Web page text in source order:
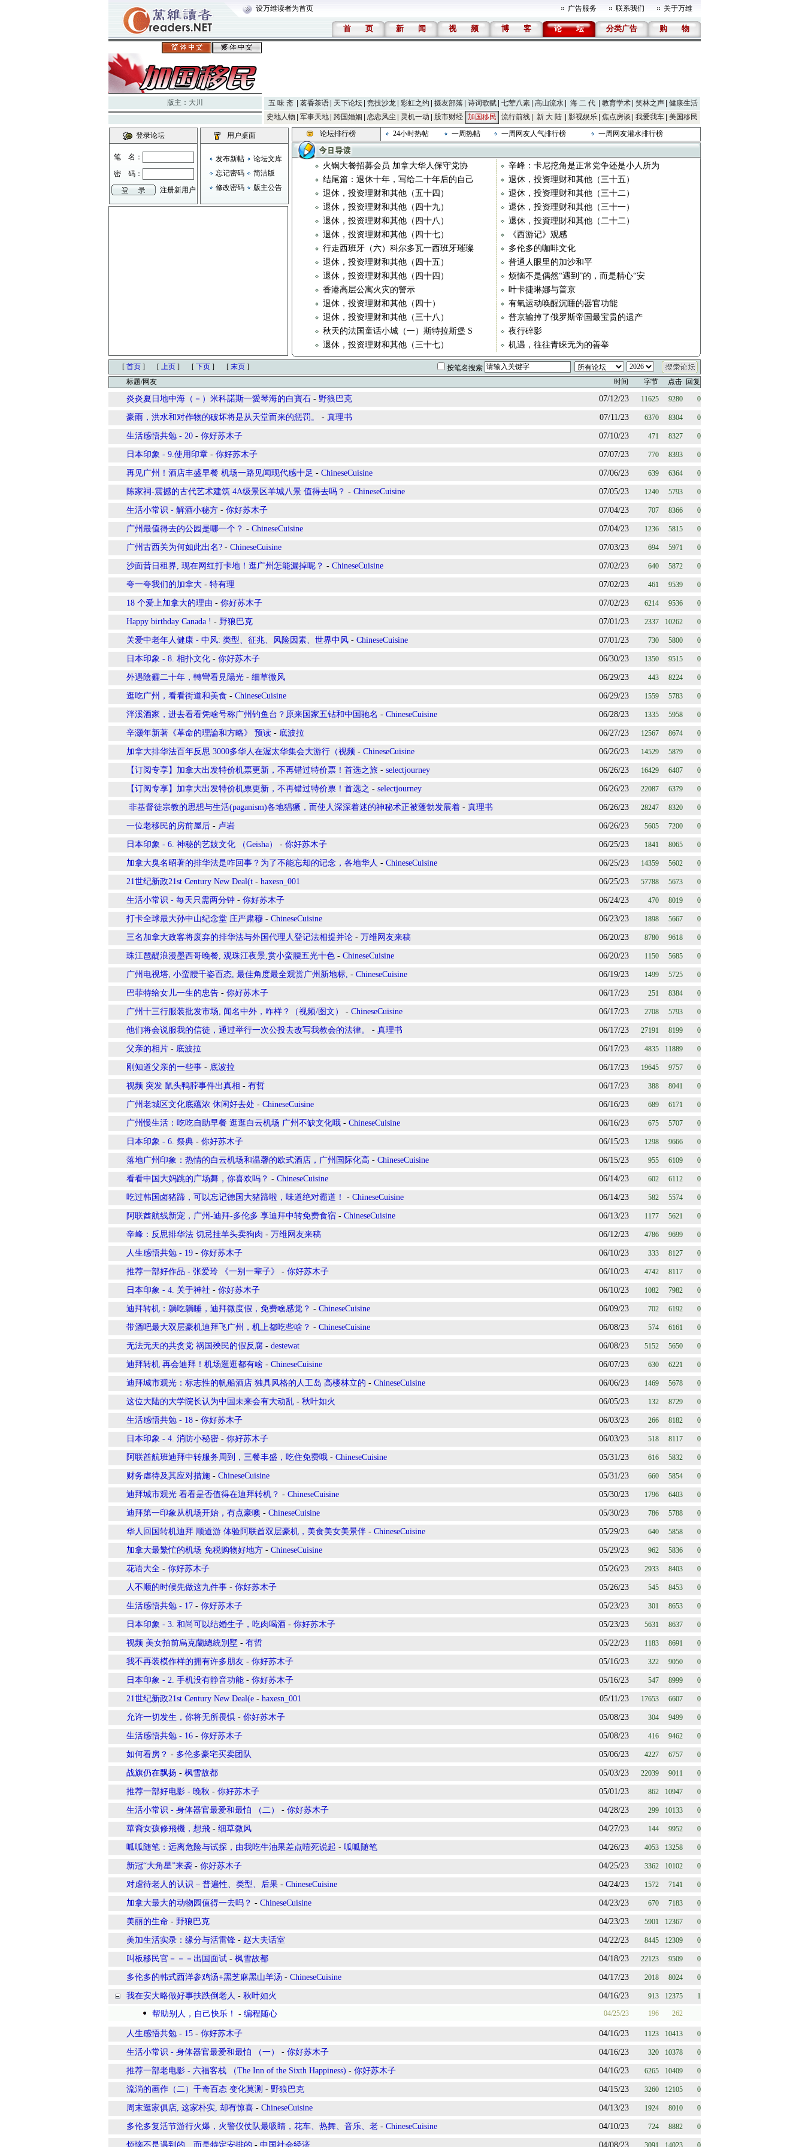
设万维读者为首页 广告服务 联系我们 关于万维
首 页 新 闻 视 频 博 客 论 坛 分类广告 购 物
版主： 大川 五 味 斋 茗香茶语 天下论坛 竞技沙龙 彩虹之约 摄友部落 诗词歌赋 七荤八素 高山流水 海 二 代 教育学术 笑林之声 健康生活
史地人物
军事天地 跨国婚姻 恋恋风尘 灵机一动 股市财经 加国移民 流行前线 新 大 陆 影视娱乐 焦点房谈 我爱我车 美国移民
登录论坛
笔 名：
密 码：
注册新用户
用户桌面
发布新帖
论坛文库
忘记密码
简洁版
修改密码
版主公告
论坛排行榜 24小时热帖 一周热帖 一周网友人气排行榜 一周网友灌水排行榜
火锅大餐招募会员 加拿大华人保守党协
辛峰：卡尼挖角是正常党争还是小人所为
结尾篇：退休十年，写给二十年后的自己
退休，投资理财和其他（三十五）
退休，投资理财和其他（五十四）
退休，投资理财和其他（三十二）
退休，投资理财和其他（四十九）
退休，投资理财和其他（三十一）
退休，投资理财和其他（四十八）
退休，投資理財和其他（二十二）
退休，投资理财和其他（四十七）
《西游记》观感
行走西班牙（六）科尔多瓦一西班牙璀璨
多伦多的咖啡文化
退休，投资理财和其他（四十五）
普通人眼里的加沙和平
退休，投资理财和其他（四十四）
烦恼不是偶然“遇到”的，而是精心“安
香港高层公寓火灾的警示
叶卡捷琳娜与普京
退休，投资理财和其他（四十）
有氧运动唤醒沉睡的器官功能
退休，投资理财和其他（三十八）
普京输掉了俄罗斯帝国最宝贵的遗产
秋天的法国童话小城（一）斯特拉斯堡 S
夜行碎影
退休，投资理财和其他（三十七）
机遇，往往青睐无为的善举
[ 首页 ] [ 上页 ] [ 下页 ] [ 末页 ]
按笔名搜索
标题/网友
时间 字节 点击 回复
炎炎夏日地中海（－）米科諾斯一愛琴海的白寶石 - 野狼巴克 07/12/23 11625 9280 0
豪雨，洪水和对作物的破坏将是从天堂而来的惩罚。 - 真理书 07/11/23 6370 8304 0
生活感悟共勉 - 20 - 你好苏木子 07/10/23 471 8327 0
日本印象 - 9.使用印章 - 你好苏木子 07/07/23 770 8393 0
再见广州！酒店丰盛早餐 机场一路见闻现代感十足 - ChineseCuisine 07/06/23 639 6364 0
陈家祠-震撼的古代艺术建筑 4A级景区羊城八景 值得去吗？ - ChineseCuisine 07/05/23 1240 5793 0
生活小常识 - 解酒小秘方 - 你好苏木子 07/04/23 707 8366 0
广州最值得去的公园是哪一个？ - ChineseCuisine 07/04/23 1236 5815 0
广州古西关为何如此出名? - ChineseCuisine 07/03/23 694 5971 0
沙面昔日租界, 现在网红打卡地！逛广州怎能漏掉呢？ - ChineseCuisine 07/02/23 640 5872 0
夸一夸我们的加拿大 - 特有理 07/02/23 461 9539 0
18 个爱上加拿大的理由 - 你好苏木子 07/02/23 6214 9536 0
Happy birthday Canada ! - 野狼巴克 07/01/23 2337 10262 0
关爱中老年人健康 - 中风: 类型、征兆、风险因素、世界中风 - ChineseCuisine 07/01/23 730 5800 0
日本印象 - 8. 相扑文化 - 你好苏木子 06/30/23 1350 9515 0
外遇陰霾二十年，轉彎看見陽光 - 细草微风 06/29/23 443 8224 0
逛吃广州，看看街道和美食 - ChineseCuisine 06/29/23 1559 5783 0
泮溪酒家，进去看看凭啥号称广州钓鱼台？原来国家五钻和中国驰名 - ChineseCuisine 06/28/23 1335 5958 0
辛灏年新著《革命的理論和方略》 预读 - 底波拉 06/27/23 12567 8674 0
加拿大排华法百年反思 3000多华人在渥太华集会大游行（视频 - ChineseCuisine 06/26/23 14529 5879 0
【订阅专享】加拿大出发特价机票更新，不再错过特价票！首选之旅 - selectjourney 06/26/23 16429 6407 0
【订阅专享】加拿大出发特价机票更新，不再错过特价票！首选之 - selectjourney 06/26/23 22087 6379 0
​ 非基督徒宗教的思想与生活(paganism)各地猖獗，而使人深深着迷的神秘术正被蓬勃发展着 - 真理书 06/26/23 28247 8320 0
一位老移民的房前屋后 - 卢岩 06/26/23 5605 7200 0
日本印象 - 6. 神秘的艺妓文化 （Geisha） - 你好苏木子 06/25/23 1841 8065 0
加拿大臭名昭著的排华法是咋回事？为了不能忘却的记念，各地华人 - ChineseCuisine 06/25/23 14359 5602 0
21世纪新政21st Century New Deal(t - haxesn_001 06/25/23 57788 5673 0
生活小常识 - 每天只需两分钟 - 你好苏木子 06/24/23 470 8019 0
打卡全球最大孙中山纪念堂 庄严肃穆 - ChineseCuisine 06/23/23 1898 5667 0
三名加拿大政客将废弃的排华法与外国代理人登记法相提并论 - 万维网友来稿 06/20/23 8780 9618 0
珠江琶醍浪漫墨西哥晚餐, 观珠江夜景,赏小蛮腰五光十色 - ChineseCuisine 06/20/23 1150 5685 0
广州电视塔, 小蛮腰千姿百态, 最佳角度最全观赏广州新地标, - ChineseCuisine 06/19/23 1499 5725 0
巴菲特给女儿一生的忠告 - 你好苏木子 06/17/23 251 8384 0
广州十三行服装批发市场, 闻名中外，咋样？（视频/图文） - ChineseCuisine 06/17/23 2708 5793 0
他们将会说服我的信徒，通过举行一次公投去改写我教会的法律。 - 真理书 06/17/23 27191 8199 0
父亲的相片 - 底波拉 06/17/23 4835 11889 0
刚知道父亲的一些事 - 底波拉 06/17/23 19645 9757 0
视频 突发 鼠头鸭脖事件出真相 - 有哲 06/17/23 388 8041 0
广州老城区文化底蕴浓 休闲好去处 - ChineseCuisine 06/16/23 689 6171 0
广州慢生活：吃吃自助早餐 逛逛白云机场 广州不缺文化哦 - ChineseCuisine 06/16/23 675 5707 0
日本印象 - 6. 祭典 - 你好苏木子 06/15/23 1298 9666 0
落地广州印象：热情的白云机场和温馨的欧式酒店，广州国际化高 - ChineseCuisine 06/15/23 955 6109 0
看看中国大妈跳的广场舞，你喜欢吗？ - ChineseCuisine 06/14/23 602 6112 0
吃过韩国卤猪蹄，可以忘记德国大猪蹄啦，味道绝对霸道！ - ChineseCuisine 06/14/23 582 5574 0
阿联酋航线新宠，广州-迪拜-多伦多 享迪拜中转免费食宿 - ChineseCuisine 06/13/23 1177 5621 0
辛峰：反思排华法 切忌挂羊头卖狗肉 - 万维网友来稿 06/12/23 4786 9699 0
人生感悟共勉 - 19 - 你好苏木子 06/10/23 333 8127 0
推荐一部好作品 - 张爱玲 《一别一辈子》 - 你好苏木子 06/10/23 4742 8117 0
日本印象 - 4. 关于神社 - 你好苏木子 06/10/23 1082 7982 0
迪拜转机：躺吃躺睡，迪拜微度假，免费啥感觉？ - ChineseCuisine 06/09/23 702 6192 0
带酒吧最大双层豪机迪拜飞广州，机上都吃些啥？ - ChineseCuisine 06/08/23 574 6161 0
无法无天的共贪党 祸国殃民的假反腐 - destewat 06/08/23 5152 5650 0
迪拜转机 再会迪拜！机场逛逛都有啥 - ChineseCuisine 06/07/23 630 6221 0
迪拜城市观光：标志性的帆船酒店 独具风格的人工岛 高楼林立的 - ChineseCuisine 06/06/23 1469 5678 0
这位大陆的大学院长认为中国未来会有大动乱 - 秋叶如火 06/05/23 132 8729 0
生活感悟共勉 - 18 - 你好苏木子 06/03/23 266 8182 0
日本印象 - 4. 消防小秘密 - 你好苏木子 06/03/23 518 8117 0
阿联酋航班迪拜中转服务周到，三餐丰盛，吃住免费哦 - ChineseCuisine 05/31/23 616 5832 0
财务虐待及其应对措施 - ChineseCuisine 05/31/23 660 5854 0
迪拜城市观光 看看是否值得在迪拜转机？ - ChineseCuisine 05/30/23 1796 6403 0
迪拜第一印象从机场开始，有点豪噢 - ChineseCuisine 05/30/23 786 5788 0
华人回国转机迪拜 顺道游 体验阿联酋双层豪机，美食美女美景伴 - ChineseCuisine 05/29/23 640 5858 0
加拿大最繁忙的机场 免税购物好地方 - ChineseCuisine 05/29/23 962 5836 0
花语大全 - 你好苏木子 05/26/23 2933 8403 0
人不顺的时候先做这九件事 - 你好苏木子 05/26/23 545 8453 0
生活感悟共勉 - 17 - 你好苏木子 05/23/23 301 8653 0
日本印象 - 3. 和尚可以结婚生子，吃肉喝酒 - 你好苏木子 05/23/23 5631 8637 0
视频 美女拍前烏克蘭總統別墅 - 有哲 05/22/23 1183 8691 0
我不再装模作样的拥有许多朋友 - 你好苏木子 05/16/23 322 9050 0
日本印象 - 2. 手机没有静音功能 - 你好苏木子 05/16/23 547 8999 0
21世纪新政21st Century New Deal(e - haxesn_001 05/11/23 17653 6607 0
允许一切发生，你将无所畏惧 - 你好苏木子 05/08/23 304 9499 0
生活感悟共勉 - 16 - 你好苏木子 05/08/23 416 9462 0
如何看房？ - 多伦多豪宅买卖团队 05/06/23 4227 6757 0
战旗仍在飘扬 - 枫雪故都 05/03/23 22039 9011 0
推荐一部好电影 - 晚秋 - 你好苏木子 05/01/23 862 10947 0
生活小常识 - 身体器官最爱和最怕 （二） - 你好苏木子 04/28/23 299 10133 0
華裔女孩修飛機，想飛 - 细草微风 04/27/23 144 9952 0
呱呱随笔：远离危险与试探，由我吃牛油果差点噎死说起 - 呱呱随笔 04/26/23 4053 13258 0
新冠“大角星”来袭 - 你好苏木子 04/25/23 3362 10102 0
对虐待老人的认识 – 普遍性、类型、后果 - ChineseCuisine 04/24/23 1572 7141 0
加拿大最大的动物园值得一去吗？ - ChineseCuisine 04/23/23 670 7183 0
美丽的生命 - 野狼巴克 04/23/23 5901 12367 0
美加生活实录：缘分与活雷锋 - 赵大夫话室 04/22/23 8445 12309 0
叫板移民官－－－出国面试 - 枫雪故都 04/18/23 22123 9509 0
多伦多的韩式西洋参鸡汤+黑芝麻黑山羊汤 - ChineseCuisine 04/17/23 2018 8024 0
我在安大略做好事扶跌倒老人 - 秋叶如火 04/16/23 913 12375 1
帮助别人，自己快乐！ - 编程随心 04/25/23 196 262
人生感悟共勉 - 15 - 你好苏木子 04/16/23 1123 10413 0
生活小常识 - 身体器官最爱和最怕 （一） - 你好苏木子 04/16/23 320 10378 0
推荐一部老电影 - 六福客栈 （The Inn of the Sixth Happiness) - 你好苏木子 04/16/23 6265 10409 0
流淌的画作（二）千奇百态 变化莫测 - 野狼巴克 04/15/23 3260 12105 0
周末逛家俱店, 这家朴实, 却有惊喜 - ChineseCuisine 04/13/23 1924 8010 0
多伦多复活节游行火爆，火警仪仗队最吸睛，花车、热舞、音乐、老 - ChineseCuisine 04/10/23 724 8882 0
烦恼不是遇到的、而是特定安排的 - 中国社会经济 04/08/23 3091 14023 0